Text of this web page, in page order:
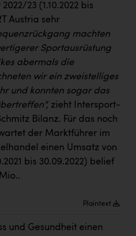
23 (1.10.2022 bis
Austria sehr
machten
Sportausrüstung
abermals die
wir ein zweistelliges
und konnten sogar das
zieht Intersport-
Bilanz. Für das noch
der Marktführer im
einen Umsatz von
bis 30.09.2022) belief
Plaintext
und Gesundheit einen